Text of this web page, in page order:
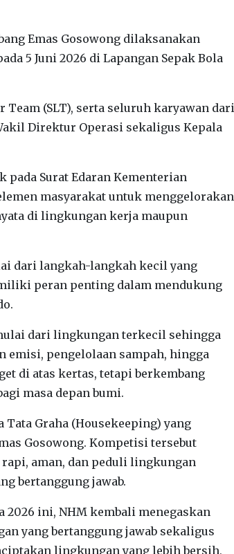
Emas Gosowong dilaksanakan
5 Juni 2026 di Lapangan Sepak Bola
(SLT), serta seluruh karyawan dari
Direktur Operasi sekaligus Kepala
pada Surat Edaran Kementerian
masyarakat untuk menggelorakan
di lingkungan kerja maupun
dari langkah-langkah kecil yang
peran penting dalam mendukung
dari lingkungan terkecil sehingga
emisi, pengelolaan sampah, hingga
di atas kertas, tetapi berkembang
masa depan bumi.
Graha (Housekeeping) yang
Gosowong. Kompetisi tersebut
aman, dan peduli lingkungan
bertanggung jawab.
ini, NHM kembali menegaskan
yang bertanggung jawab sekaligus
lingkungan yang lebih bersih,